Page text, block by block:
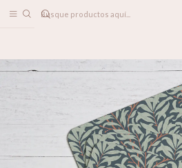
LINEA DECO Individuales Individuales Morris